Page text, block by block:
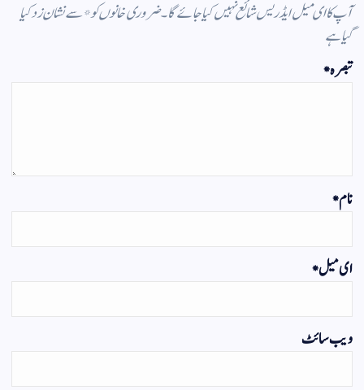
آپ کا ای میل ایڈریس شائع نہیں کیا جائے گا۔ضروری خانوں کو*سے نشان زد کیا
گیا ہے
تبصرہ*
نام*
ای میل*
ویب‌ سائٹ